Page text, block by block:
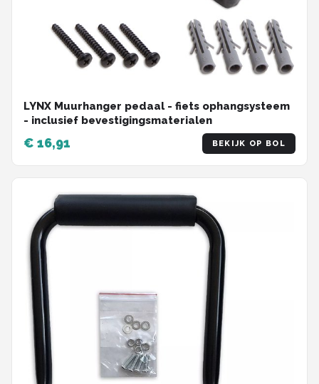
LYNX Muurhanger pedaal - fiets ophangsysteem
- inclusief bevestigingsmaterialen
€ 16,91 BEKIJK OP BOL